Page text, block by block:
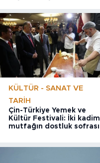
KÜLTÜR - SANAT VE
TARIH
Çin-Türkiye Yemek ve
Kültür Festivali: İki kadim
mutfağın dostluk sofrası